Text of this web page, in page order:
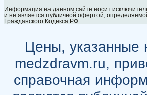
Информация на данном сайте носит
и не является публичной офертой,
Гражданского Кодекса РФ.
Цены, указанные
medzdravm.ru,
справочная